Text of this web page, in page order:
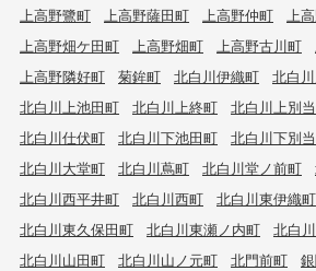
上高野鷺町
上高野薩田町 上高野仲町
上
上高野畑ケ田町
上高野畑町 上高野古川町
上高野隣好町
菊鉾町 北白川伊織町 北白
北白川上池田町
北白川上終町 北白川上別
北白川仕伏町
北白川下池田町 北白川下別
北白川大堂町
北白川蔦町 北白川堂ノ前町
北白川西平井町
北白川西町 北白川東伊織町
北白川東久保田町
北白川東瀬ノ内町 北白
北白川山田町
北白川山ノ元町 北門前町